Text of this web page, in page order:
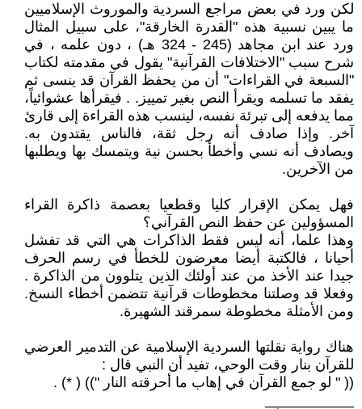
لكن ورد في بعض مراجع السردية والموروث الإسلاميين
ما يبين نسبية هذه "القدرة الخارقة"، على سبيل المثال
ورد عند ابن مجاهد (245 - 324 هـ) ، دون علمه ، في
شرح سبب "الاختلافات القرآنية" يقول في مقدمته لكتاب
"السبعة في القراءات" أن من يحفظ القرآن قد ينسى ثم
يفقد ما تسلمه ويقرأ النص بغير تمييز. . فيقرأها عشوائياً،
مما يدفعه إلى تبرئة نفسه، لينسب هذه القراءة إلى قارئ
آخر. وإذا صادف أنه رجل ثقة، فالناس يقتدون به.
ويصادف أنه نسي وأخطأ بحسن نية ويتمسك بها ويطلبها
من الآخرين.
فهل يمكن الإقرار كليا وقطعيا بعصمة ذاكرة القراء
المسؤولين عن حفظ النص القرآني؟
وهذا علما، أنه ليس فقط الذاكرات هي التي قد تفشل
أحيانا ، فالكتبة أيضا معرضون للخطأ في رسم الحرف
جيدا عند الأخذ من عند أولئك الذين يتلوون من الذاكرة .
وفعلا قد وصلتنا مخطوطات قرآنية تتضمن أخطاء النسخ.
ومن الأمثلة مخطوطة سمرقند الشهيرة.
هناك رواية نقلتها السردية الإسلامية عن التدمير العرضي
للقرآن بنار وقت الوحي، تفيد أن النبي قال :
(( " لو جمع القرآن في إهاب ما أحرقته النار ")) ( *) .